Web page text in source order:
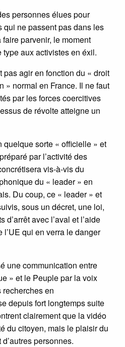
personnes élues pour
qui ne passent pas dans les
parvenir, le moment
type aux activistes en éxil.
agir en fonction du « droit
» normal en France. Il ne faut
par les forces coercitives
de révolte atteigne un
quelque sorte « officielle » et
par l’activité des
vis-à-vis du
du « leader » en
Du coup, ce « leader » et
sous un décret, une loi,
d’arrêt avec l’aval et l’aide
qui en verra le danger
une communication entre
» et le Peuple par la voix
recherches en
depuis fort longtemps suite
clairement que la vidéo
du citoyen, mais le plaisir du
personnes.